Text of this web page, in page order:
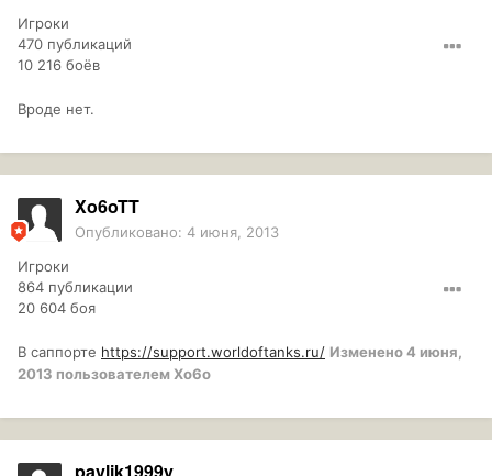
Игроки
470 публикаций
10 216 боёв
Вроде нет.
Xo6oTT
Опубликовано: 4 июня, 2013
Игроки
864 публикации
20 604 боя
В саппорте https://support.worldoftanks.ru/ Изменено4 июня,
2013 пользователем Xo6o